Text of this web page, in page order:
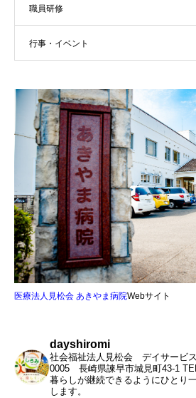
職員研修
行事・イベント
医療法人見松会 あきやま病院Webサイト
dayshiromi
社会福祉法人見松会 デイサービ
0005 長崎県諫早市城見町43-1
暮らしが継続できるようにひとり
します。